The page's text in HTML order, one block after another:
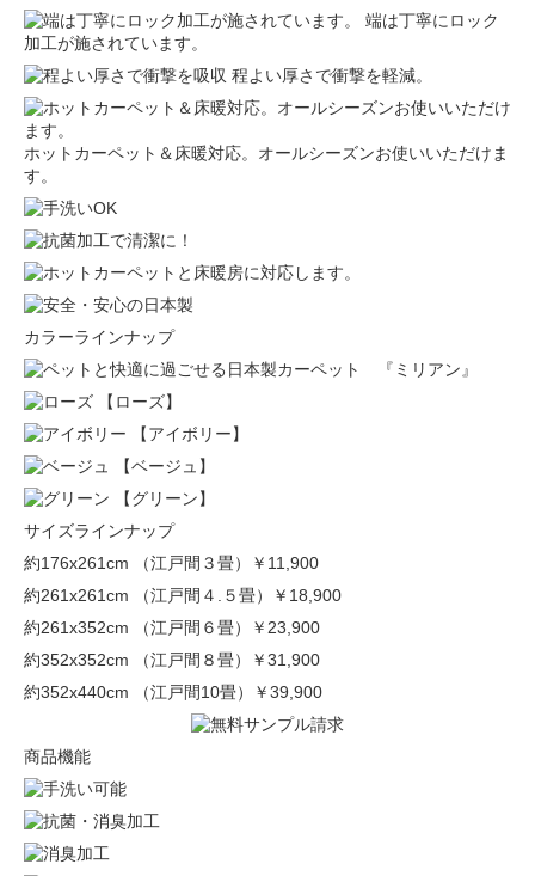
端は丁寧にロック
加工が施されています。
程よい厚さで衝撃を軽減。
ホットカーペット＆床暖対応。オールシーズンお使いいただけま
す。
カラーラインナップ
【ローズ】
【アイボリー】
【ベージュ】
【グリーン】
サイズラインナップ
約176x261cm （江戸間３畳）
￥11,900
約261x261cm （江戸間４.５畳）
￥18,900
約261x352cm （江戸間６畳）
￥23,900
約352x352cm （江戸間８畳）
￥31,900
約352x440cm （江戸間10畳）
￥39,900
商品機能